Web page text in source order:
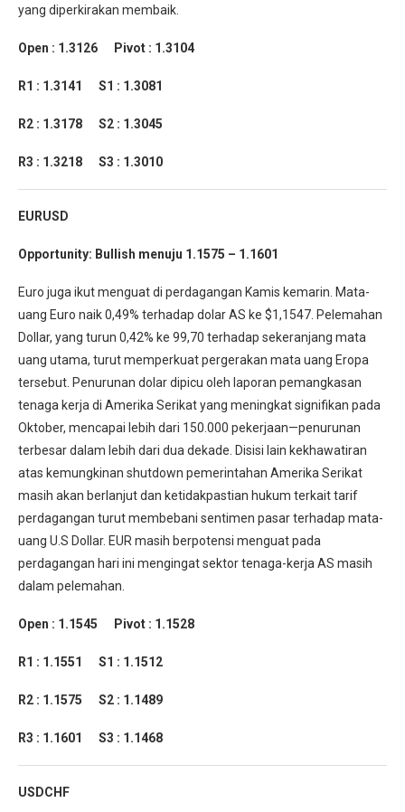
yang diperkirakan membaik.
Open : 1.3126 Pivot : 1.3104
R1 : 1.3141 S1 : 1.3081
R2 : 1.3178 S2 : 1.3045
R3 : 1.3218 S3 : 1.3010
EURUSD
Opportunity: Bullish menuju 1.1575 – 1.1601
Euro juga ikut menguat di perdagangan Kamis kemarin. Mata-
uang Euro naik 0,49% terhadap dolar AS ke $1,1547. Pelemahan
Dollar, yang turun 0,42% ke 99,70 terhadap sekeranjang mata
uang utama, turut memperkuat pergerakan mata uang Eropa
tersebut. Penurunan dolar dipicu oleh laporan pemangkasan
tenaga kerja di Amerika Serikat yang meningkat signifikan pada
Oktober, mencapai lebih dari 150.000 pekerjaan—penurunan
terbesar dalam lebih dari dua dekade. Disisi lain kekhawatiran
atas kemungkinan shutdown pemerintahan Amerika Serikat
masih akan berlanjut dan ketidakpastian hukum terkait tarif
perdagangan turut membebani sentimen pasar terhadap mata-
uang U.S Dollar. EUR masih berpotensi menguat pada
perdagangan hari ini mengingat sektor tenaga-kerja AS masih
dalam pelemahan.
Open : 1.1545 Pivot : 1.1528
R1 : 1.1551 S1 : 1.1512
R2 : 1.1575 S2 : 1.1489
R3 : 1.1601 S3 : 1.1468
USDCHF